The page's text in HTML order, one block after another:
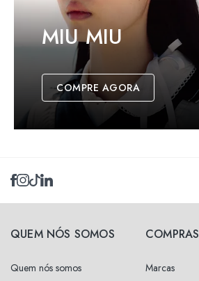
MIU MIU
COMPRE AGORA
QUEM NÓS SOMOS
Quem nós somos
COMPRAS
Marcas